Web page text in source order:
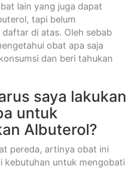
lain yang juga dapat
tapi belum
di atas. Oleh sebab
obat apa saja
dan beri tahukan
saya lakukan
untuk
Albuterol?
pereda, artinya obat ini
kebutuhan untuk mengobati